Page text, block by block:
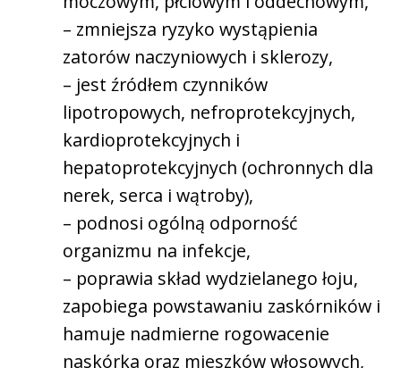
– zmniejsza ryzyko wystąpienia
zatorów naczyniowych i sklerozy,
– jest źródłem czynników
lipotropowych, nefroprotekcyjnych,
kardioprotekcyjnych i
hepatoprotekcyjnych (ochronnych dla
nerek, serca i wątroby),
– podnosi ogólną odporność
organizmu na infekcje,
– poprawia skład wydzielanego łoju,
zapobiega powstawaniu zaskórników i
hamuje nadmierne rogowacenie
naskórka oraz mieszków włosowych,